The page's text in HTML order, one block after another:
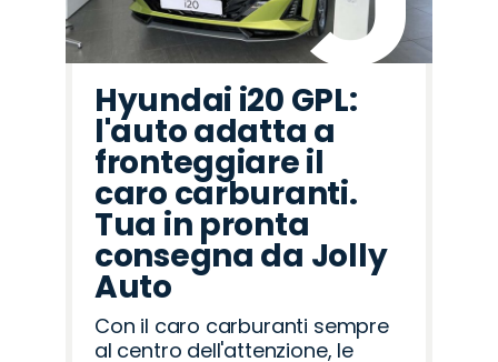
Hyundai i20 GPL:
l'auto adatta a
fronteggiare il
caro carburanti.
Tua in pronta
consegna da Jolly
Auto
Con il caro carburanti sempre
al centro dell'attenzione, le